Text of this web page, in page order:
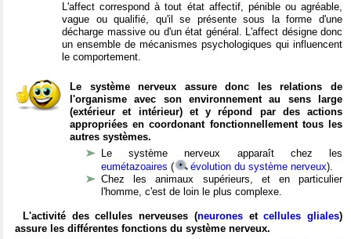
L'affect correspond à tout état affectif, pénible ou agréable,
vague ou qualifié, qu'il se présente sous la forme d'une
décharge massive ou d'un état général. L'affect désigne donc
un ensemble de mécanismes psychologiques qui influencent
le comportement.
Le système nerveux assure donc les relations de
l'organisme avec son environnement au sens large
(extérieur et intérieur) et y répond par des actions
appropriées en coordonant fonctionnellement tous les
autres systèmes.
Le système nerveux apparaît chez les
eumétazoaires ( évolution du système nerveux).
Chez les animaux supérieurs, et en particulier
l'homme, c'est de loin le plus complexe.
L'activité des cellules nerveuses (neuronesetcellules gliales)
assure les différentes fonctions du système nerveux.